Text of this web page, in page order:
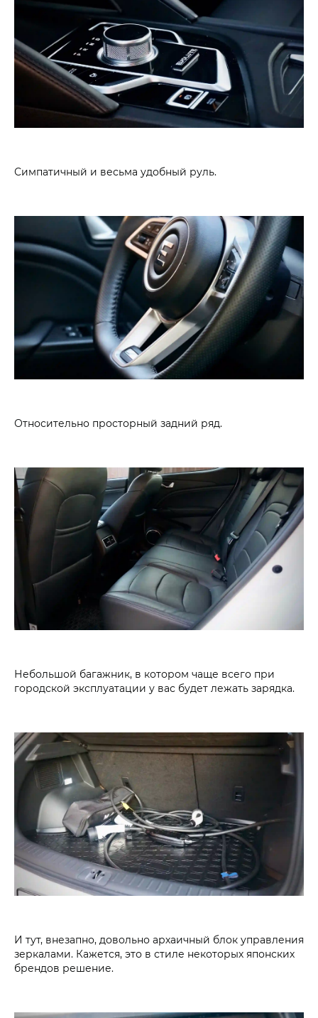
Симпатичный и весьма удобный руль.
Относительно просторный задний ряд.
Небольшой багажник, в котором чаще всего при
городской эксплуатации у вас будет лежать зарядка.
И тут, внезапно, довольно архаичный блок управления
зеркалами. Кажется, это в стиле некоторых японских
брендов решение.